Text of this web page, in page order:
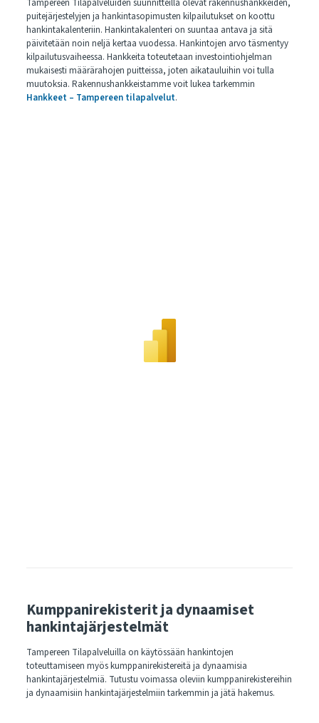
Tampereen Tilapalveluiden suunnitteilla olevat rakennushankkeiden,
puitejärjestelyjen ja hankintasopimusten kilpailutukset on koottu
hankintakalenteriin. Hankintakalenteri on suuntaa antava ja sitä
päivitetään noin neljä kertaa vuodessa. Hankintojen arvo täsmentyy
kilpailutusvaiheessa. Hankkeita toteutetaan investointiohjelman
mukaisesti määrärahojen puitteissa, joten aikatauluihin voi tulla
muutoksia. Rakennushankkeistamme voit lukea tarkemmin
Hankkeet – Tampereen tilapalvelut.
Kumppanirekisterit ja dynaamiset
hankintajärjestelmät
Tampereen Tilapalveluilla on käytössään hankintojen
toteuttamiseen myös kumppanirekistereitä ja dynaamisia
hankintajärjestelmiä. Tutustu voimassa oleviin kumppanirekistereihin
ja dynaamisiin hankintajärjestelmiin tarkemmin ja jätä hakemus.